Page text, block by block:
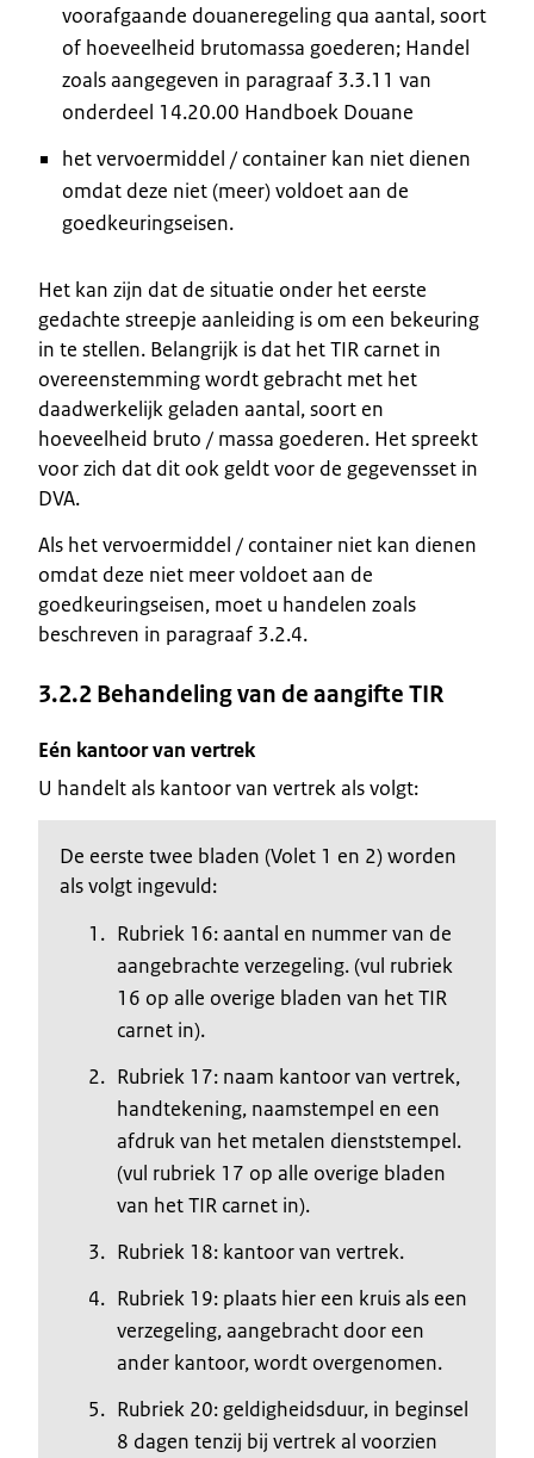
voorafgaande douaneregeling qua aantal, soort
of hoeveelheid brutomassa goederen; Handel
zoals aangegeven in paragraaf 3.3.11 van
onderdeel 14.20.00 Handboek Douane
het vervoermiddel / container kan niet dienen
omdat deze niet (meer) voldoet aan de
goedkeuringseisen.
Het kan zijn dat de situatie onder het eerste
gedachte streepje aanleiding is om een bekeuring
in te stellen. Belangrijk is dat het TIR carnet in
overeenstemming wordt gebracht met het
daadwerkelijk geladen aantal, soort en
hoeveelheid bruto / massa goederen. Het spreekt
voor zich dat dit ook geldt voor de gegevensset in
DVA.
Als het vervoermiddel / container niet kan dienen
omdat deze niet meer voldoet aan de
goedkeuringseisen, moet u handelen zoals
beschreven in paragraaf 3.2.4.
3.2.2 Behandeling van de aangifte TIR
Eén kantoor van vertrek
U handelt als kantoor van vertrek als volgt:
De eerste twee bladen (Volet 1 en 2) worden
als volgt ingevuld:
Rubriek 16: aantal en nummer van de
aangebrachte verzegeling. (vul rubriek
16 op alle overige bladen van het TIR
carnet in).
Rubriek 17: naam kantoor van vertrek,
handtekening, naamstempel en een
afdruk van het metalen dienststempel.
(vul rubriek 17 op alle overige bladen
van het TIR carnet in).
Rubriek 18: kantoor van vertrek.
Rubriek 19: plaats hier een kruis als een
verzegeling, aangebracht door een
ander kantoor, wordt overgenomen.
Rubriek 20: geldigheidsduur, in beginsel
8 dagen tenzij bij vertrek al voorzien